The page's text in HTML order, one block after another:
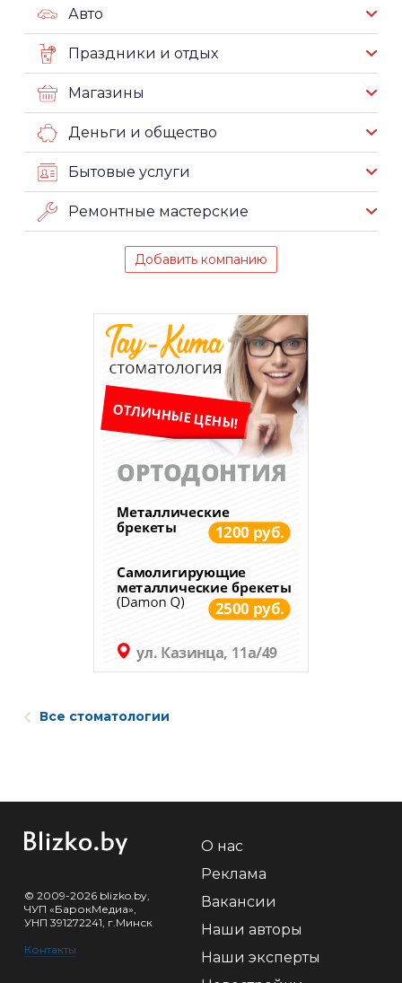
Авто
Праздники и отдых
Магазины
Деньги и общество
Бытовые услуги
Ремонтные мастерские
Добавить компанию
Все стоматологии
© 2009-2026 blizko.by,
ЧУП «БарокМедиа»,
УНП 391272241, г.Минск
Контакты
О нас
Реклама
Вакансии
Наши авторы
Наши эксперты